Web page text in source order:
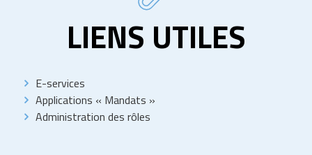
LIENS UTILES
E-services
Applications « Mandats »
Administration des rôles